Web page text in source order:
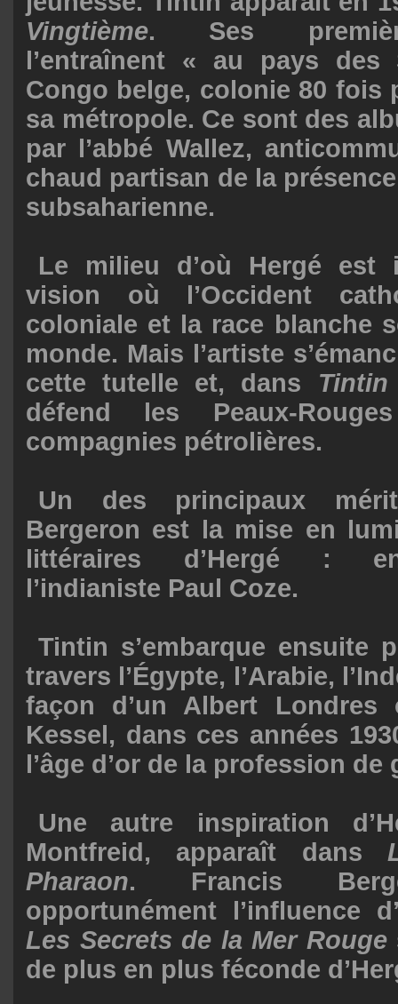
Vingtième. Ses
l’entraînent « au pays
Congo belge, colonie 80 fois
sa métropole. Ce sont des
par l’abbé Wallez,
chaud partisan de la
subsaharienne.
Le milieu d’où Hergé est
vision où l’Occident
coloniale et la race blanche
monde. Mais l’artiste
cette tutelle et, dans
défend les Peaux-
compagnies pétrolières.
Un des principaux
Bergeron est la mise en
littéraires d’Hergé : en
l’indianiste Paul Coze.
Tintin s’embarque ensuite
travers l’Égypte, l’Arabie,
façon d’un Albert Londres
Kessel, dans ces années
l’âge d’or de la profession
Une autre inspiration
Montfreid, apparaît dans
Pharaon. Francis
opportunément l’influence
Les Secrets de la Mer Rouge
de plus en plus féconde